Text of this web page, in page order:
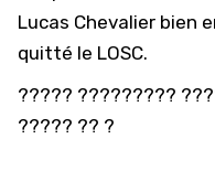
Lucas Chevalier bien
quitté le LOSC.
????? ?????????
????? ?? ?